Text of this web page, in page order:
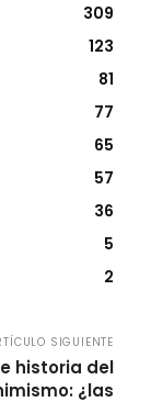
309
123
81
77
65
57
36
5
2
SIGUIENTE
historia del
¿las